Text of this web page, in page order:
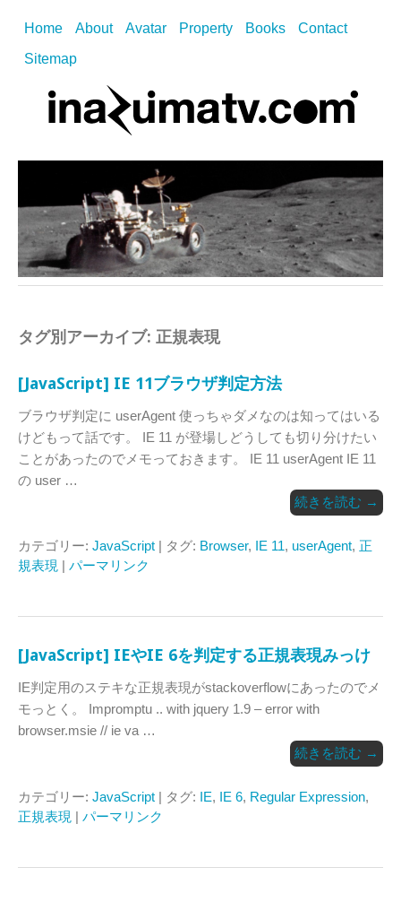
Home About Avatar Property Books
Contact
Sitemap
タグ別アーカイブ: 正規表現
[JavaScript] IE 11ブラウザ判定方法
ブラウザ判定に userAgent 使っちゃダメなのは知ってはいる
けどもって話です。 IE 11 が登場しどうしても切り分けたい
ことがあったのでメモっておきます。 IE 11 userAgent IE 11
の user …
続きを読む →
カテゴリー: JavaScript | タグ: Browser, IE 11, userAgent, 正
規表現 | パーマリンク
[JavaScript] IEやIE 6を判定する正規表現みっけ
IE判定用のステキな正規表現がstackoverflowにあったのでメ
モっとく。 Impromptu .. with jquery 1.9 – error with
browser.msie // ie va …
続きを読む →
カテゴリー: JavaScript | タグ: IE, IE 6, Regular Expression,
正規表現 | パーマリンク